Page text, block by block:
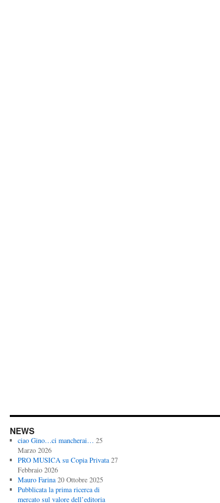
NEWS
ciao Gino…ci mancherai… 25
Marzo 2026
PRO MUSICA su Copia Privata 27
Febbraio 2026
Mauro Farina 20 Ottobre 2025
Pubblicata la prima ricerca di
mercato sul valore dell’editoria